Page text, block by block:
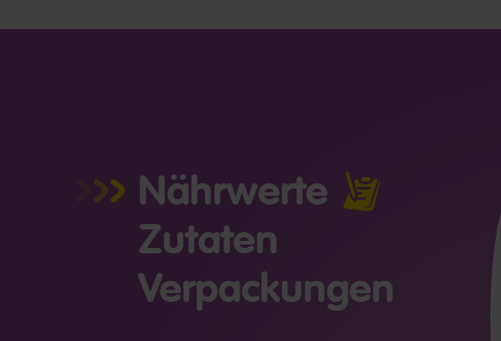
Nährwerte
Zutaten
Verpackungen